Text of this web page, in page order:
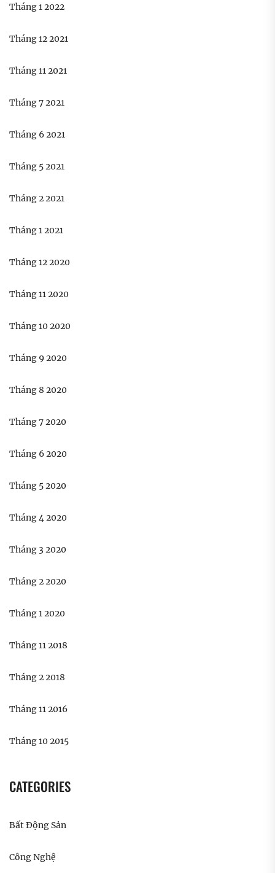
Tháng 1 2022
Tháng 12 2021
Tháng 11 2021
Tháng 7 2021
Tháng 6 2021
Tháng 5 2021
Tháng 2 2021
Tháng 1 2021
Tháng 12 2020
Tháng 11 2020
Tháng 10 2020
Tháng 9 2020
Tháng 8 2020
Tháng 7 2020
Tháng 6 2020
Tháng 5 2020
Tháng 4 2020
Tháng 3 2020
Tháng 2 2020
Tháng 1 2020
Tháng 11 2018
Tháng 2 2018
Tháng 11 2016
Tháng 10 2015
CATEGORIES
Bất Động Sản
Công Nghệ